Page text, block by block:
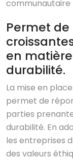
communautaire
Permet
en
durabilité.
La mise en
permet de
parties
durabilité. En
les entreprises
des valeurs